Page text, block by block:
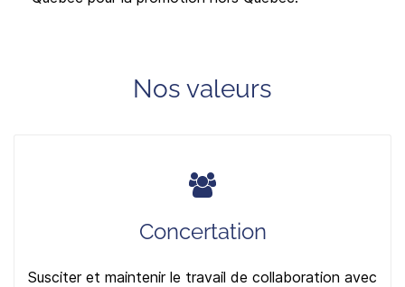
Nos valeurs
Concertation
Susciter et maintenir le travail de collaboration avec